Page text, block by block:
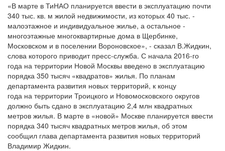
«В марте в ТиНАО планируется ввести в эксплуатацию почти
340 тыс. кв. м жилой недвижимости, из которых 40 тыс. -
малоэтажное и индивидуальное жилье, а остальное -
многоэтажные многоквартирные дома в Щербинке,
Московском и в поселении Вороновское», - сказал В.Жидкин,
слова которого приводит пресс-служба. С начала 2016-го
года на территории Новой Москвы введено в эксплуатацию
порядка 350 тысяч «квадратов» жилья. По планам
департамента развития новых территорий, к концу
года на территории Троицкого и Новомосковского округов
должно быть сдано в эксплуатацию 2,4 млн квадратных
метров жилья. В марте в «новой» Москве планируется ввести
порядка 340 тысяч квадратных метров жилья, об этом
сообщил глава департамента развития новых территорий
Владимир Жидкин.